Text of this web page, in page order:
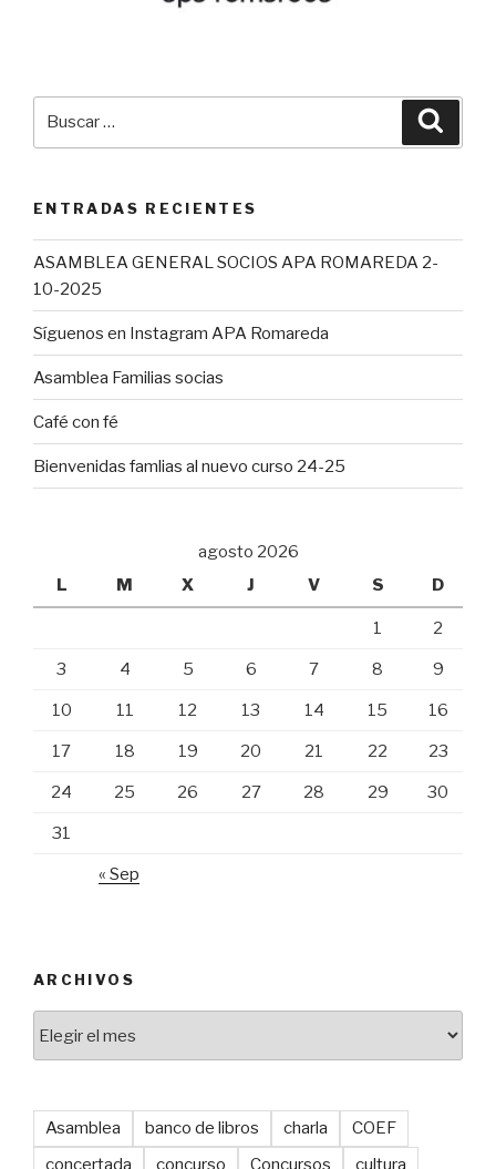
ENTRADAS RECIENTES
ASAMBLEA GENERAL SOCIOS APA ROMAREDA 2-
10-2025
Síguenos en Instagram APA Romareda
Asamblea Familias socias
Café con fé
Bienvenidas famlias al nuevo curso 24-25
agosto 2026
L
M X J V S D
1 2
3 4 5 6 7 8 9
10 11 12 13 14 15 16
17 18 19 20 21 22 23
24 25 26 27 28 29 30
31
« Sep
ARCHIVOS
Asamblea banco de libros charla
COEF
concertada
concurso Concursos cultura